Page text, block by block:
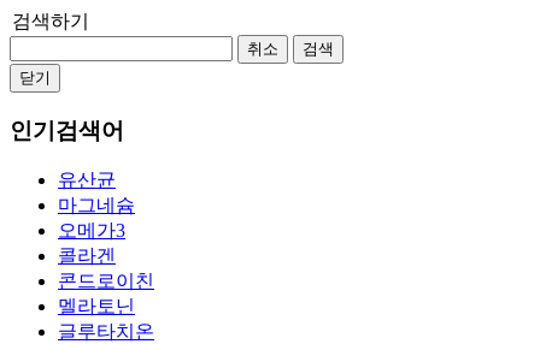
검색하기
취소
검색
닫기
인기검색어
유산균
마그네슘
오메가3
콜라겐
콘드로이친
멜라토닌
글루타치온